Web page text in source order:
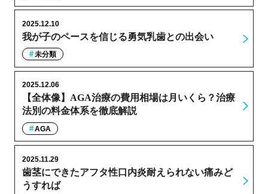
我が子のペースを信じる勇気乳歯との出会い
2025.12.10
未分類
【全体像】AGA治療の費用相場は月いくら？治療
法別の料金体系を徹底解説
2025.12.06
AGA
歯茎にできたアフタ性口内炎耐えられない痛みど
うすれば
2025.11.29